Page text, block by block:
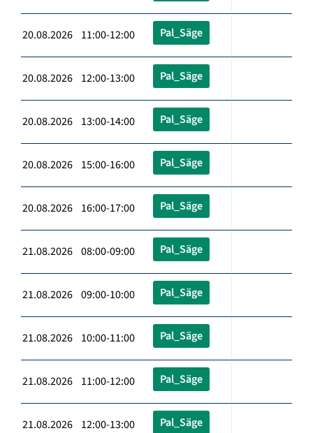
20.08.2026 11:00-12:00 Pal_Säge
20.08.2026 12:00-13:00 Pal_Säge
20.08.2026 13:00-14:00 Pal_Säge
20.08.2026 15:00-16:00 Pal_Säge
20.08.2026 16:00-17:00 Pal_Säge
21.08.2026 08:00-09:00 Pal_Säge
21.08.2026 09:00-10:00 Pal_Säge
21.08.2026 10:00-11:00 Pal_Säge
21.08.2026 11:00-12:00 Pal_Säge
21.08.2026 12:00-13:00 Pal_Säge